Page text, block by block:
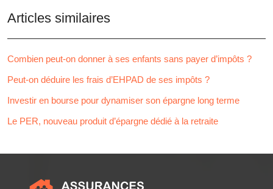
Articles similaires
Combien peut-on donner à ses enfants sans payer d’impôts ?
Peut-on déduire les frais d’EHPAD de ses impôts ?
Investir en bourse pour dynamiser son épargne long terme
Le PER, nouveau produit d’épargne dédié à la retraite